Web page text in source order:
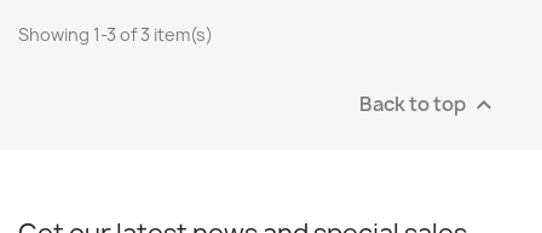
Showing 1-3 of 3 item(s)
Back to top 